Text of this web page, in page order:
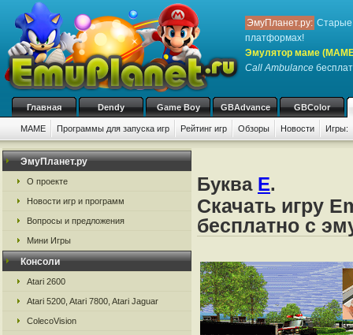
ЭмуПланет.ру: Старые
платформах!
Эмулятор маме
Call Ambulance
Главная Dendy Game Boy GBAdvance GBColor
MAME Программы для запуска игр Рейтинг игр Обзоры Новости Игры:
ЭмуПланет.ру
О проекте
Новости игр и программ
Вопросы и предложения
Мини Игры
Консоли
Atari 2600
Atari 5200, Atari 7800, Atari Jaguar
ColecoVision
Буква E.
Скачать игру
бесплатно с